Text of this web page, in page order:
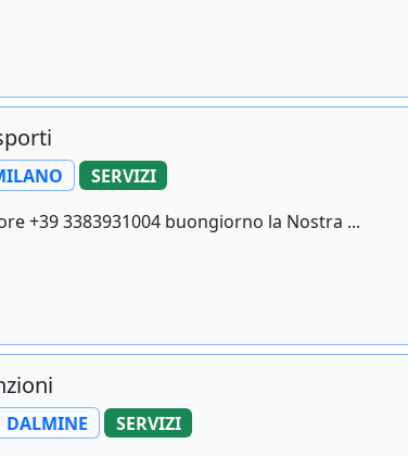
SERVIZI
+39 3383931004 buongiorno la Nostra ...
DALMINE
SERVIZI